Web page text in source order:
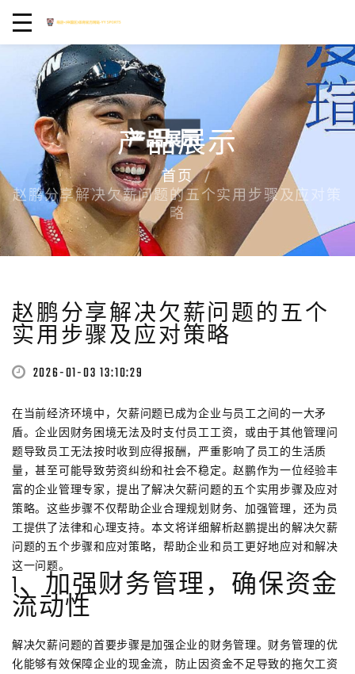
产品展示
首页
赵鹏分享解决欠薪问题的五个实用步骤及应对策
略
赵鹏分享解决欠薪问题的五个
实用步骤及应对策略
2026-01-03 13:10:29
在当前经济环境中，欠薪问题已成为企业与员工之间的一大矛
盾。企业因财务困境无法及时支付员工工资，或由于其他管理问
题导致员工无法按时收到应得报酬，严重影响了员工的生活质
量，甚至可能导致劳资纠纷和社会不稳定。赵鹏作为一位经验丰
富的企业管理专家，提出了解决欠薪问题的五个实用步骤及应对
策略。这些步骤不仅帮助企业合理规划财务、加强管理，还为员
工提供了法律和心理支持。本文将详细解析赵鹏提出的解决欠薪
问题的五个步骤和应对策略，帮助企业和员工更好地应对和解决
这一问题。
1、加强财务管理，确保资金
流动性
解决欠薪问题的首要步骤是加强企业的财务管理。财务管理的优
化能够有效保障企业的现金流，防止因资金不足导致的拖欠工资